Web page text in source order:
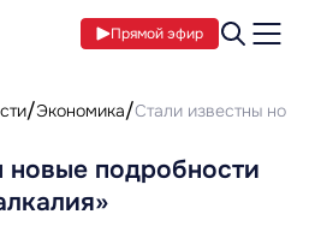
Прямой эфир
Экономика Стали известны
новые подробности